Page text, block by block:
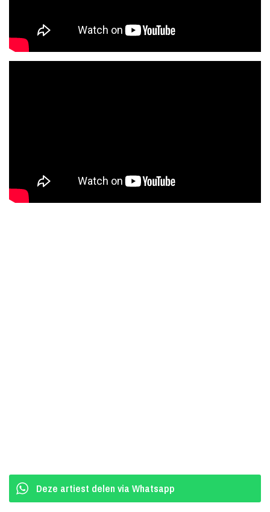
DJ in één!
Deze artiest delen via Whatsapp